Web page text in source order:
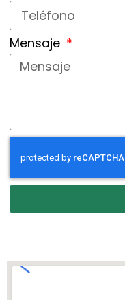
Mensaje